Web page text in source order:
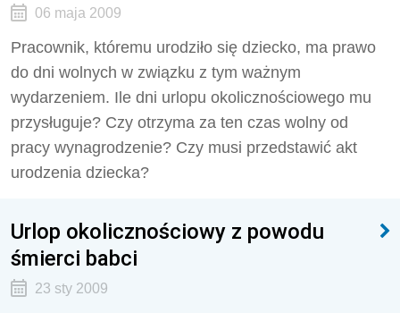
06 maja 2009
Pracownik, któremu urodziło się dziecko, ma prawo
do dni wolnych w związku z tym ważnym
wydarzeniem. Ile dni urlopu okolicznościowego mu
przysługuje? Czy otrzyma za ten czas wolny od
pracy wynagrodzenie? Czy musi przedstawić akt
urodzenia dziecka?
Urlop okolicznościowy z powodu
śmierci babci
23 sty 2009